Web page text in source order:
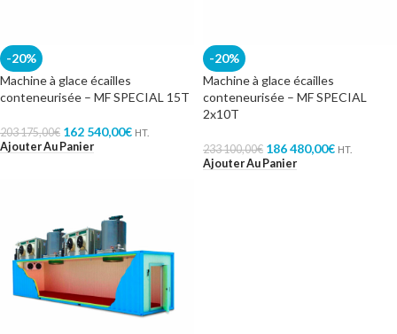
-20%
Machine à glace écailles
conteneurisée – MF SPECIAL 15T
203 175,00€ 162 540,00€ HT.
Ajouter Au Panier
-20%
Machine à glace écailles
conteneurisée – MF SPECIAL
2x10T
233 100,00€ 186 480,00€ HT.
Ajouter Au Panier